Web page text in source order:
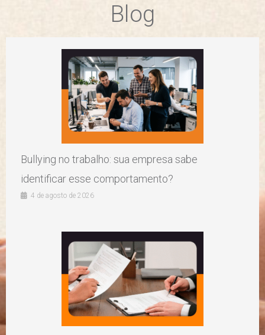
Blog
Bullying no trabalho: sua empresa sabe
identificar esse comportamento?
4 de agosto de 2026